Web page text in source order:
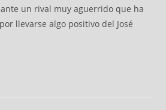
un rival muy aguerrido que ha
llevarse algo positivo del José